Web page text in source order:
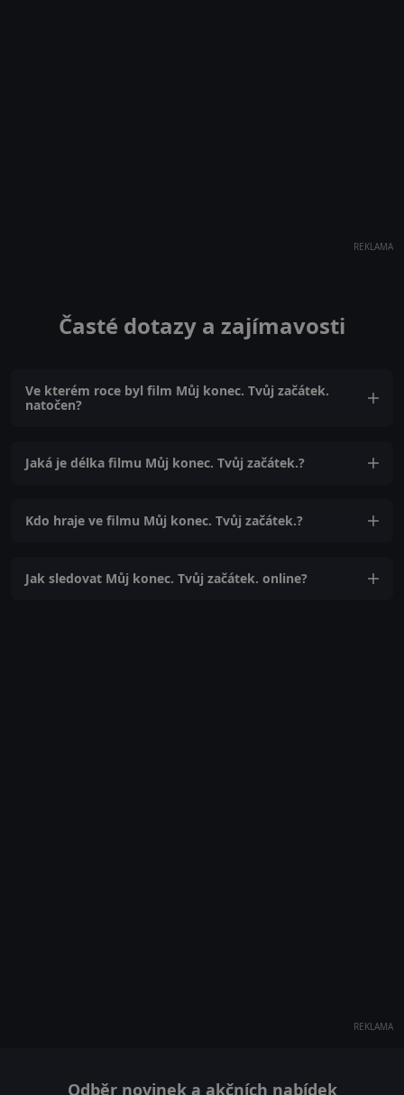
REKLAMA
Časté dotazy a zajímavosti
Ve kterém roce byl film Můj konec. Tvůj začátek.
natočen?
Jaká je délka filmu Můj konec. Tvůj začátek.?
Kdo hraje ve filmu Můj konec. Tvůj začátek.?
Jak sledovat Můj konec. Tvůj začátek. online?
REKLAMA
Odběr novinek a akčních nabídek